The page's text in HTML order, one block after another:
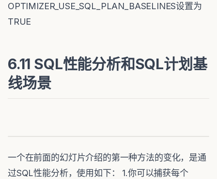
OPTIMIZER_USE_SQL_PLAN_BASELINES设置为
TRUE
6.11 SQL性能分析和SQL计划基
线场景
一个在前面的幻灯片介绍的第一种方法的变化，是通
过SQL性能分析，使用如下： 1.你可以捕获每个